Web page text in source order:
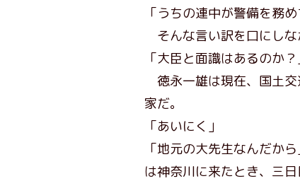
「うちの連中が警備を務
そんな言い訳を口にしな
「大臣と面識はあるのか？
徳永一雄は現在、国土
家だ。
「あいにく」
「地元の大先生なんだか
は神奈川に来たとき、三日